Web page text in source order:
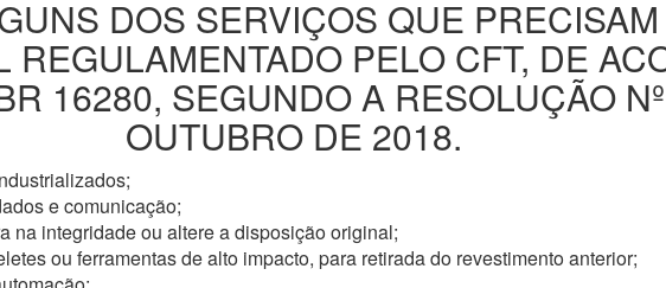
DOS SERVIÇOS QUE
REGULAMENTADO PELO CFT, DE
16280, SEGUNDO A RESOLUÇÃO
OUTUBRO DE 2018.
e comunicação;
na integridade ou altere a disposição original;
ou ferramentas de alto impacto, para retirada do revestimento anterior;